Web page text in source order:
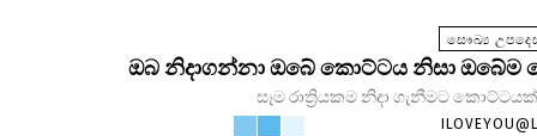
සෞඛ්‍ය
ඔබ නිදාගන්නා ඔබේ කොට්ටය නිසා ඔබේම
සෑම රාත්‍රියකම නිදා ගැනීමට